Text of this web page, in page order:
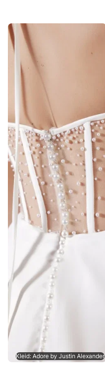
Kleid: Adore by Justin Alexander